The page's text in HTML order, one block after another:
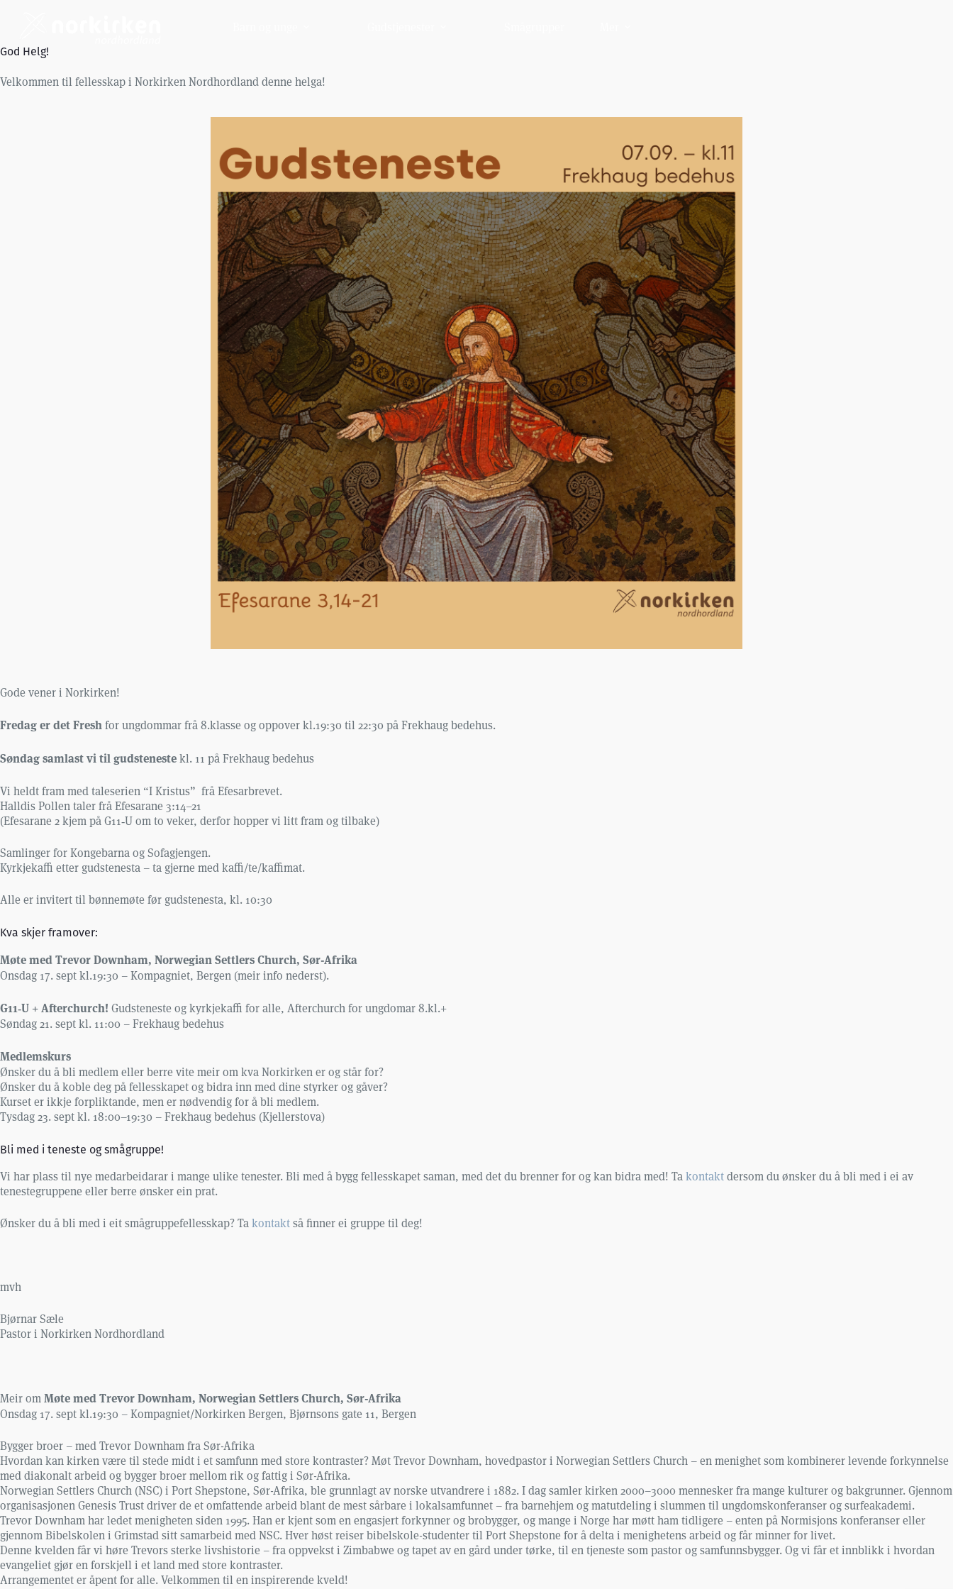
God Helg!
Velkommen til fellesskap i Norkirken Nordhordland denne helga!
Gode vener i Norkirken!
Fredag er det Freshfor ungdommar frå 8.klasse og oppover kl.19:30 til 22:30 på Frekhaug bedehus.
Søndag samlast vi til gudstenestekl. 11 på Frekhaug bedehus
Vi heldt fram med taleserien “I Kristus” frå Efesarbrevet.
Halldis Pollen taler frå Efesarane 3:14–21
(Efesarane 2 kjem på G11‑U om to veker, derfor hopper vi litt fram og tilbake)
Samlinger for Kongebarna og Sofagjengen.
Kyrkjekaffi etter gudstenesta – ta gjerne med kaffi/te/kaffimat.
Alle er invitert til bønnemøte før gudstenesta, kl. 10:30
Kva skjer framover:
Møte med Trevor Downham, Norwegian Settlers Church, Sør-Afrika
Onsdag 17. sept kl.19:30 – Kompagniet, Bergen (meir info nederst).
G11‑U + Afterchurch! Gudsteneste og kyrkjekaffi for alle, Afterchurch for ungdomar 8.kl.+
Søndag 21. sept kl. 11:00 – Frekhaug bedehus
Medlemskurs
Ønsker du å bli medlem eller berre vite meir om kva Norkirken er og står for?
Ønsker du å koble deg på fellesskapet og bidra inn med dine styrker og gåver?
Kurset er ikkje forpliktande, men er nødvendig for å bli medlem.
Tysdag 23. sept kl. 18:00–19:30 – Frekhaug bedehus (Kjellerstova)
Bli med i teneste og smågruppe!
Vi har plass til nye medarbeidarar i mange ulike tenester. Bli med å bygg fellesskapet saman, med det du brenner for og kan bidra med! Ta kontaktdersom du ønsker du å bli med i ei av
tenestegruppene eller berre ønsker ein prat.
Ønsker du å bli med i eit smågruppefellesskap? Ta kontaktså finner ei gruppe til deg!
mvh
Bjørnar Sæle
Pastor i Norkirken Nordhordland
Meir om Møte med Trevor Downham, Norwegian Settlers Church, Sør-Afrika
Onsdag 17. sept kl.19:30 – Kompagniet/Norkirken Bergen, Bjørnsons gate 11, Bergen
Bygger broer – med Trevor Downham fra Sør-Afrika
Hvordan kan kirken være til stede midt i et samfunn med store kontraster? Møt Trevor Downham, hovedpastor i Norwegian Settlers Church – en menighet som kombinerer levende forkynnelse
med diakonalt arbeid og bygger broer mellom rik og fattig i Sør-Afrika.
Norwegian Settlers Church (NSC) i Port Shepstone, Sør-Afrika, ble grunnlagt av norske utvandrere i 1882. I dag samler kirken 2000–3000 mennesker fra mange kulturer og bakgrunner. Gjennom
organisasjonen Genesis Trust driver de et omfattende arbeid blant de mest sårbare i lokalsamfunnet – fra barnehjem og matutdeling i slummen til ungdomskonferanser og surfeakademi.
Trevor Downham har ledet menigheten siden 1995. Han er kjent som en engasjert forkynner og brobygger, og mange i Norge har møtt ham tidligere – enten på Normisjons konferanser eller
gjennom Bibelskolen i Grimstad sitt samarbeid med NSC. Hver høst reiser bibelskole-studenter til Port Shepstone for å delta i menighetens arbeid og får minner for livet.
Denne kvelden får vi høre Trevors sterke livshistorie – fra oppvekst i Zimbabwe og tapet av en gård under tørke, til en tjeneste som pastor og samfunnsbygger. Og vi får et innblikk i hvordan
evangeliet gjør en forskjell i et land med store kontraster.
Arrangementet er åpent for alle. Velkommen til en inspirerende kveld!